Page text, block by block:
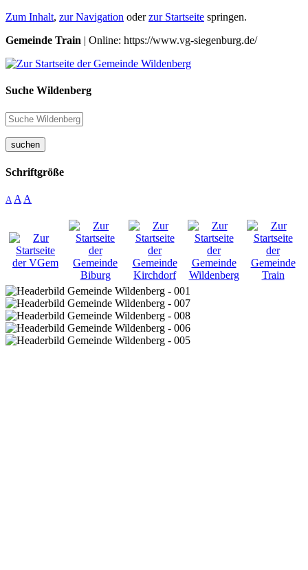
Zum Inhalt, zur Navigation oderzur Startseite springen.
Gemeinde Train | Online: https://www.vg-siegenburg.de/
Suche Wildenberg
suchen
Schriftgröße
A A A